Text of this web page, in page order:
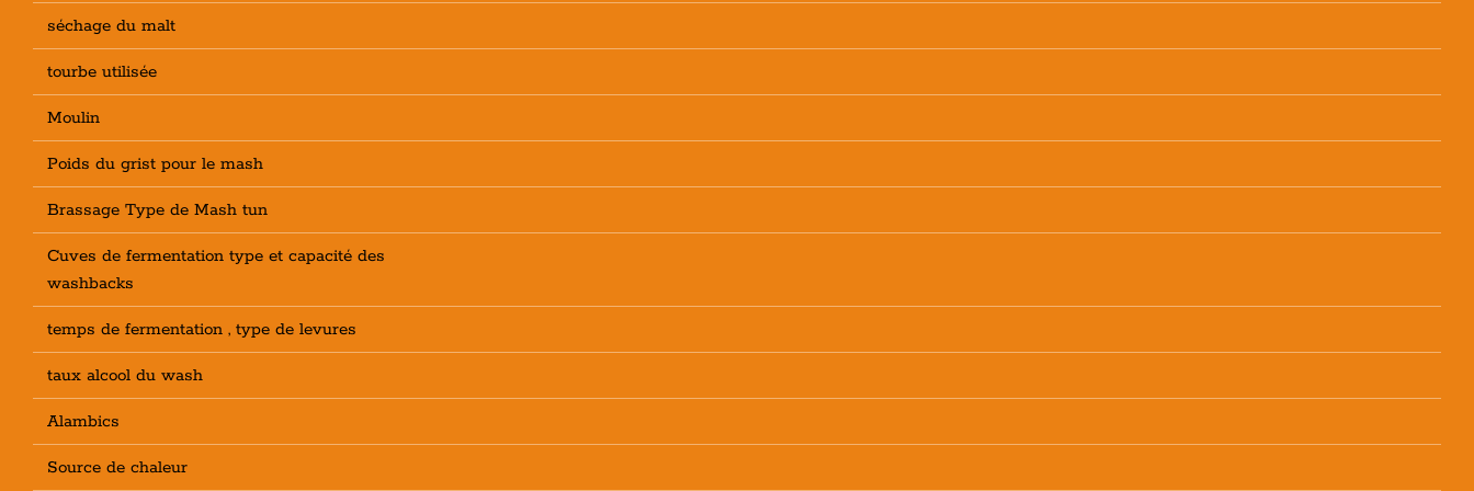
séchage du malt
tourbe utilisée
Moulin
Poids du grist pour le mash
Brassage Type de Mash tun
Cuves de fermentation type et capacité des
washbacks
temps de fermentation , type de levures
taux alcool du wash
Alambics
Source de chaleur